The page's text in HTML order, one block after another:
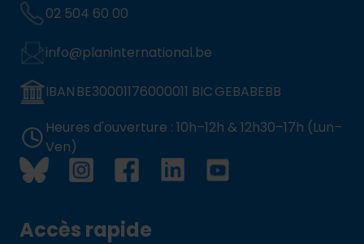
02 504 60 00
info@planinternational.be
IBAN BE30001176000011 BIC GEBABEBB
Heures d'ouverture : 10h–12h & 12h30–17h (Lun–
Ven)
Accès rapide